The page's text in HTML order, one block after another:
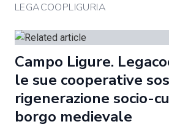
LEGACOOPLIGURIA
Campo Ligure.
le sue cooperative
rigenerazione socio-
borgo medievale